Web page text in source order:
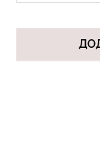
SHAPEWEAR